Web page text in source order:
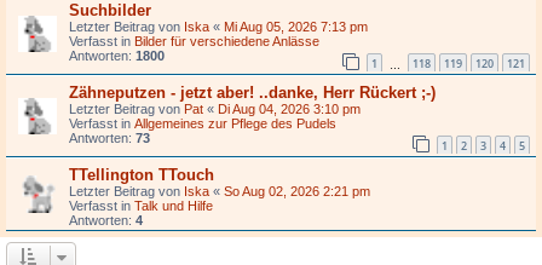
Suchbilder
Letzter Beitrag von Iska « Mi Aug 05, 2026 7:13 pm
Verfasst in Bilder für verschiedene Anlässe
Antworten: 1800 1 118 119 120 121
Zähneputzen - jetzt aber! ..danke, Herr Rückert ;-)
Letzter Beitrag von Pat « Di Aug 04, 2026 3:10 pm
Verfasst in Allgemeines zur Pflege des Pudels
Antworten: 73 1 2 3 4 5
TTellington TTouch
Letzter Beitrag von Iska « So Aug 02, 2026 2:21 pm
Verfasst in Talk und Hilfe
Antworten: 4